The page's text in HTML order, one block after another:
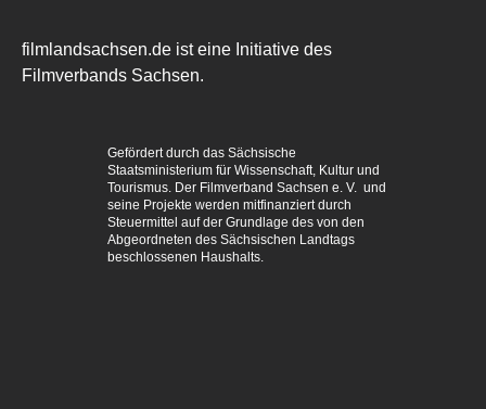
filmlandsachsen.de ist eine Initiative des
Filmverbands Sachsen.
Gefördert durch das Sächsische
Staatsministerium für Wissenschaft, Kultur und
Tourismus. Der Filmverband Sachsen e. V. und
seine Projekte werden mitfinanziert durch
Steuermittel auf der Grundlage des von den
Abgeordneten des Sächsischen Landtags
beschlossenen Haushalts.